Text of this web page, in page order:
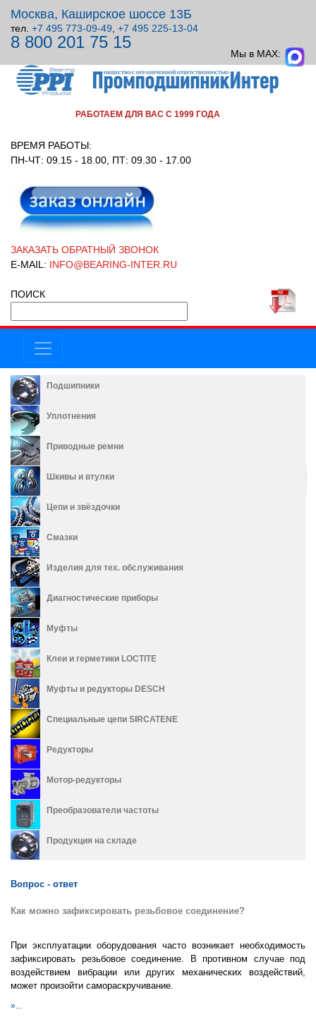
Москва, Каширское шоссе 13Б
тел. +7 495 773-09-49 +7 495 225-13-04
8 800 201 75 15
Мы в MAX:
РАБОТАЕМ ДЛЯ ВАС С 1999 ГОДА
ВРЕМЯ РАБОТЫ:
ПН-ЧТ: 09.15 - 18.00, ПТ: 09.30 - 17.00
ЗАКАЗАТЬ ОБРАТНЫЙ ЗВОНОК
E-MAIL: INFO@BEARING-INTER.RU
ПОИСК
Подшипники
Уплотнения
Приводные ремни
Шкивы и втулки
Цепи и звёздочки
Смазки
Изделия для тех. обслуживания
Диагностические приборы
Муфты
Клеи и герметики LOCTITE
Муфты и редукторы DESCH
Специальные цепи SIRCATENE
Редукторы
Мотор-редукторы
Преобразователи частоты
Продукция на складе
Вопрос - ответ
Как можно зафиксировать резьбовое соединение?
При эксплуатации оборудования часто возникает необходимость
зафиксировать резьбовое соединение. В противном случае под
воздействием вибрации или других механических воздействий,
может произойти самораскручивание.
»...